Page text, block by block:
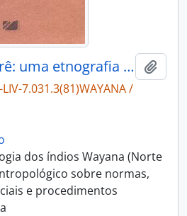
A pele de Tuluperê: uma etnografia dos traçados Wayana.
LIV-7.031.3(81)WAYANA /
dos índios Wayana (Norte
sobre normas,
e procedimentos